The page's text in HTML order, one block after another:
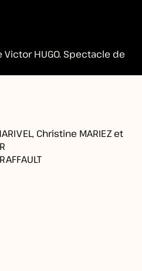
HUGO. Spectacle de
Christine MARIEZ et